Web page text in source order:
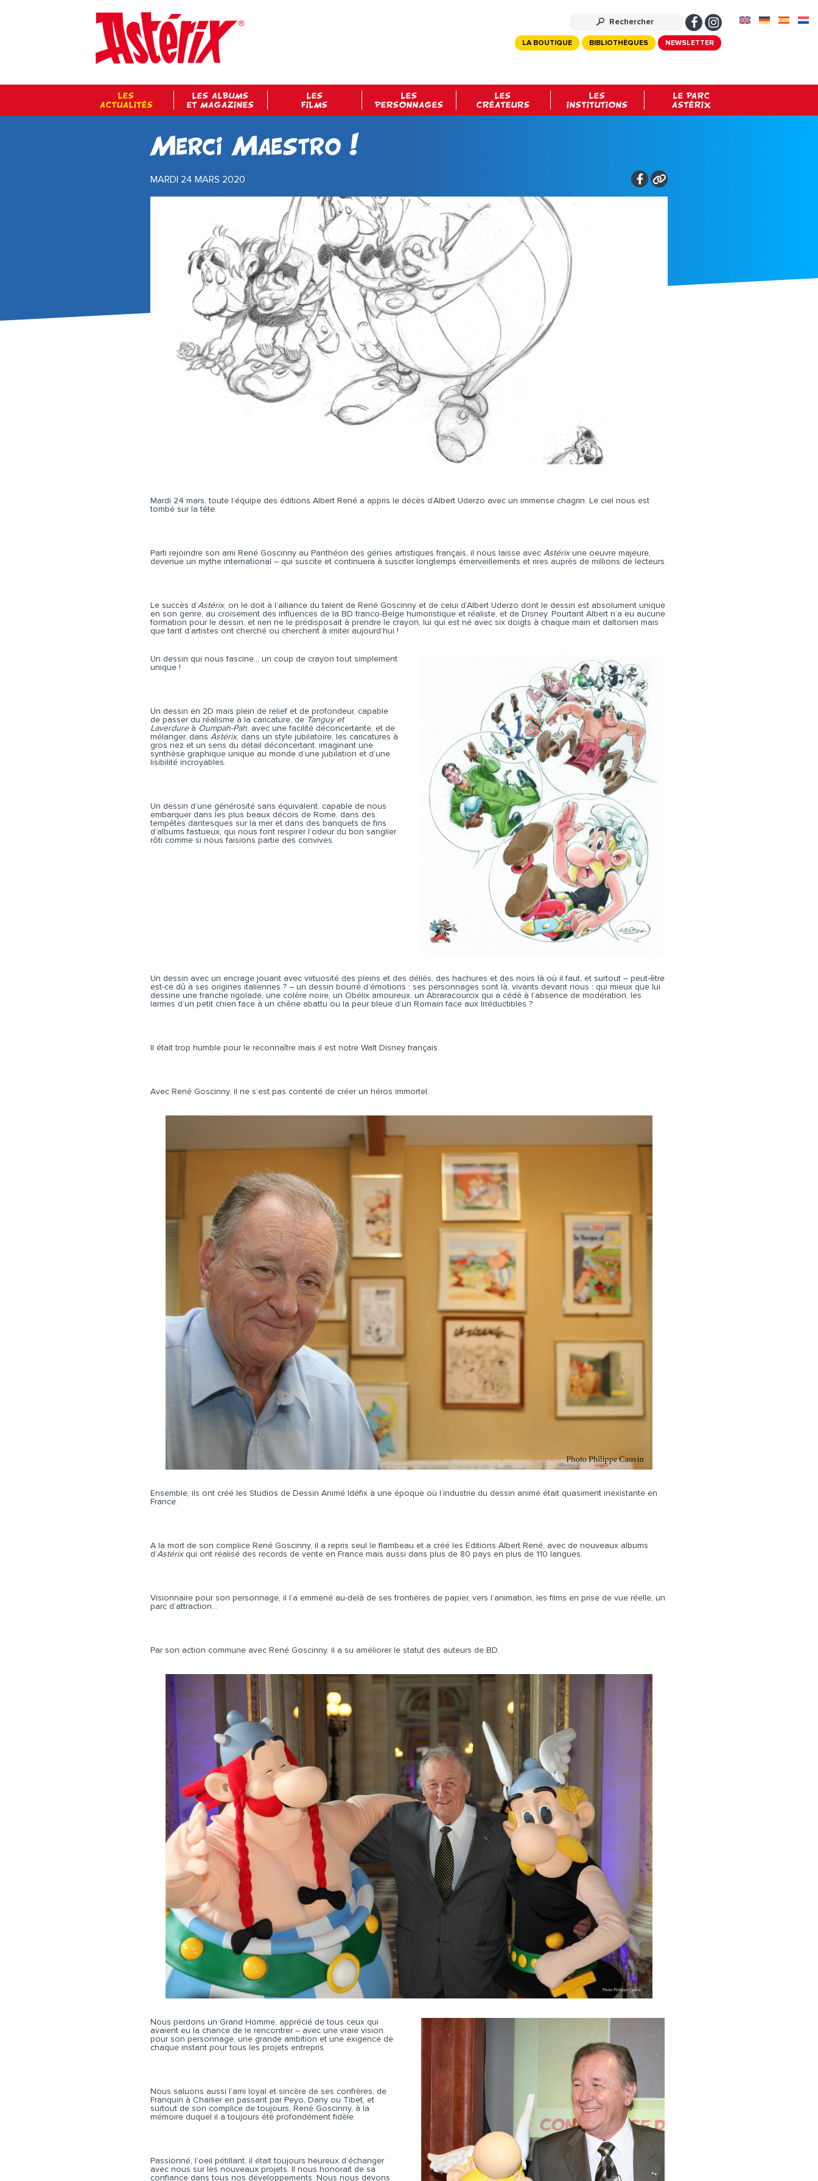
NEWSLETTER
BIBLIOTHÈQUES
LA BOUTIQUE
LES
ACTUALITÉS
LES ALBUMS
ET MAGAZINES
LES
FILMS
LES
PERSONNAGES
LES
CRÉATEURS
LES
INSTITUTIONS
LE PARC
ASTÉRIX
Merci Maestro !
MARDI 24 MARS 2020
Mardi 24 mars, toute l’équipe des éditions Albert René a appris le décès d’Albert Uderzo avec un immense chagrin. Le ciel nous est
tombé sur la tête.
Parti rejoindre son ami René Goscinny au Panthéon des génies artistiques français, il nous laisse avec Astérixune oeuvre majeure,
devenue un mythe international – qui suscite et continuera à susciter longtemps émerveillements et rires auprès de millions de lecteurs.
Le succès d’Astérix, on le doit à l’alliance du talent de René Goscinny et de celui d’Albert Uderzo dont le dessin est absolument unique
en son genre, au croisement des influences de la BD franco-Belge humoristique et réaliste, et de Disney. Pourtant Albert n’a eu aucune
formation pour le dessin, et rien ne le prédisposait à prendre le crayon, lui qui est né avec six doigts à chaque main et daltonien mais
que tant d’artistes ont cherché ou cherchent à imiter aujourd’hui !
Un dessin qui nous fascine… un coup de crayon tout simplement
unique !
Un dessin en 2D mais plein de relief et de profondeur, capable
de passer du réalisme à la caricature, de Tanguy et
Laverdureà Oumpah-Pah, avec une facilité déconcertante, et de
mélanger, dans Astérix, dans un style jubilatoire, les caricatures à
gros nez et un sens du détail déconcertant, imaginant une
synthèse graphique unique au monde d’une jubilation et d’une
lisibilité incroyables.
Un dessin d’une générosité sans équivalent, capable de nous
embarquer dans les plus beaux décors de Rome, dans des
tempêtes dantesques sur la mer et dans des banquets de fins
d’albums fastueux, qui nous font respirer l’odeur du bon sanglier
rôti comme si nous faisions partie des convives.
Un dessin avec un encrage jouant avec virtuosité des pleins et des déliés, des hachures et des noirs là où il faut, et surtout – peut-être
est-ce dû à ses origines italiennes ? – un dessin bourré d’émotions : ses personnages sont là, vivants devant nous : qui mieux que lui
dessine une franche rigolade, une colère noire, un Obélix amoureux, un Abraracourcix qui a cédé à l’absence de modération, les
larmes d’un petit chien face à un chêne abattu ou la peur bleue d’un Romain face aux Irréductibles ?
Il était trop humble pour le reconnaître mais il est notre Walt Disney français.
Avec René Goscinny, il ne s’est pas contenté de créer un héros immortel.
Ensemble, ils ont créé les Studios de Dessin Animé Idéfix à une époque où l’industrie du dessin animé était quasiment inexistante en
France.
A la mort de son complice René Goscinny, il a repris seul le flambeau et a créé les Editions Albert René, avec de nouveaux albums
d’Astérixqui ont réalisé des records de vente en France mais aussi dans plus de 80 pays en plus de 110 langues.
Visionnaire pour son personnage, il l’a emmené au-delà de ses frontières de papier, vers l’animation, les films en prise de vue réelle, un
parc d’attraction…
Par son action commune avec René Goscinny, il a su améliorer le statut des auteurs de BD.
Nous perdons un Grand Homme, apprécié de tous ceux qui
avaient eu la chance de le rencontrer – avec une vraie vision
pour son personnage, une grande ambition et une exigence de
chaque instant pour tous les projets entrepris.
Nous saluons aussi l’ami loyal et sincère de ses confrères, de
Franquin à Charlier en passant par Peyo, Dany ou Tibet, et
surtout de son complice de toujours, René Goscinny, à la
mémoire duquel il a toujours été profondément fidèle.
Passionné, l’oeil pétillant, il était toujours heureux d’échanger
avec nous sur les nouveaux projets. Il nous honorait de sa
confiance dans tous nos développements. Nous nous devons